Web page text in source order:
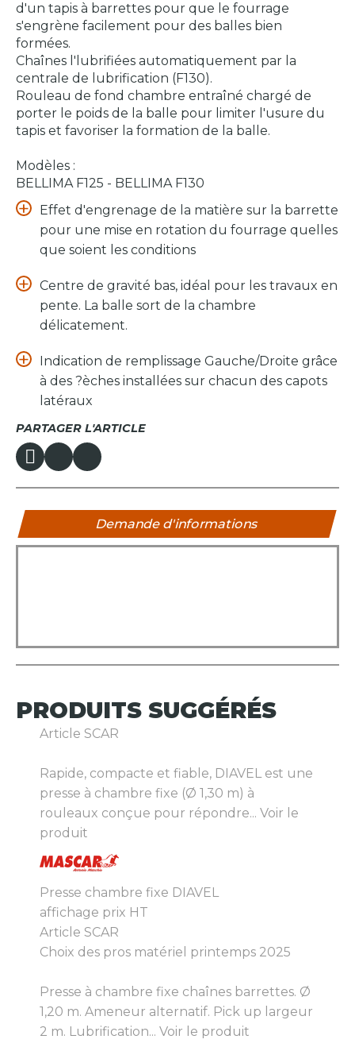
Effet d'engrenage de la matière sur la barrette
pour une mise en rotation du fourrage quelles
que soient les conditions
Centre de gravité bas, idéal pour les travaux en
pente. La balle sort de la chambre
délicatement.
Indication de remplissage Gauche/Droite grâce
à des ?èches installées sur chacun des capots
latéraux
PARTAGER L'ARTICLE
d'un tapis à barrettes pour que le fourrage
s'engrène facilement pour des balles bien
formées.
Chaînes l'lubrifiées automatiquement par la
centrale de lubrification (F130).
Rouleau de fond chambre entraîné chargé de
porter le poids de la balle pour limiter l'usure du
tapis et favoriser la formation de la balle.
Modèles :
BELLIMA F125 - BELLIMA F130
Demande d'informations
PRODUITS SUGGÉRÉS
Article SCAR
Rapide, compacte et fiable, DIAVEL est une
presse à chambre fixe (Ø 1,30 m) à
rouleaux conçue pour répondre... Voir le
produit
Presse chambre fixe DIAVEL
affichage prix HT
Article SCAR
Choix des pros matériel printemps 2025
Presse à chambre fixe chaînes barrettes. Ø
1,20 m. Ameneur alternatif. Pick up largeur
2 m. Lubrification... Voir le produit